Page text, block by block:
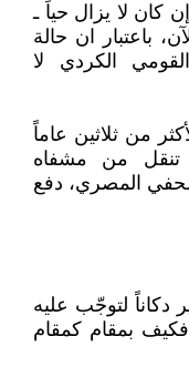
لا يزال حياً ـ
باعتبار ان حالة
الكردي لا
من ثلاثين عاماً
تنقل من مشفاه
المصري، دفع
دكاناً لتوجّب عليه
فكيف بمقام كمقام